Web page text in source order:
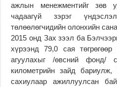
ажлын менежментийг зөв
чадаагүй зэрэг
төлөөлөгчидийн олонхийн
2015 онд Зах зээл ба
хүрээнд 79,0 сая
агуулахыг /өвсний фонд/
километрийн зайд бариулж,
сахиулаар ажиллуулсан